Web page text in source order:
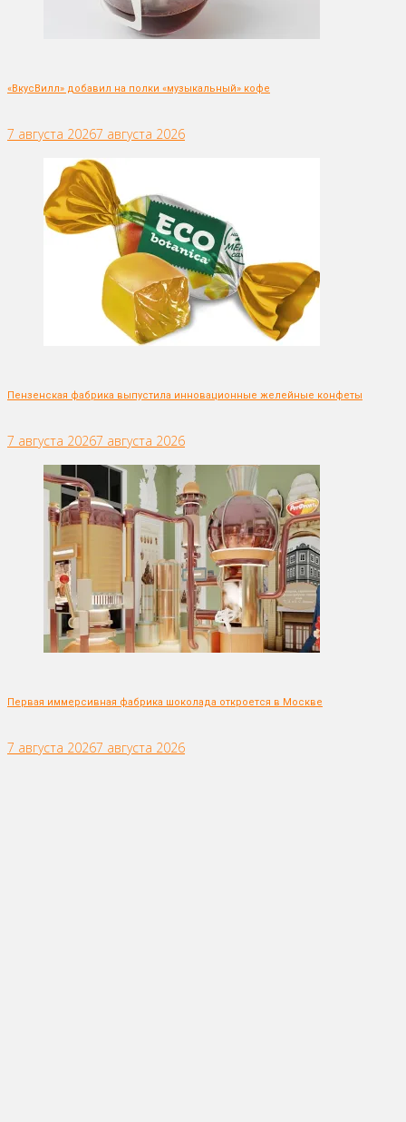
«ВкусВилл» добавил на полки «музыкальный» кофе
7 августа 20267 августа 2026
Пензенская фабрика выпустила инновационные желейные конфеты
7 августа 20267 августа 2026
Первая иммерсивная фабрика шоколада откроется в Москве
7 августа 20267 августа 2026